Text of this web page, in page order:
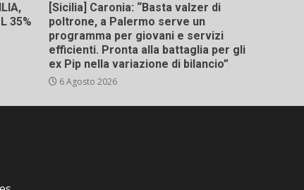
35%
[Sicilia] Caronia: “Basta valzer di
poltrone, a Palermo serve un
programma per giovani e servizi
efficienti. Pronta alla battaglia per gli
ex Pip nella variazione di bilancio”
6 Agosto 2026